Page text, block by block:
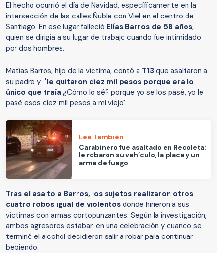
El hecho ocurrió el día de Navidad, específicamente en la
intersección de las calles Ñuble con Viel en el centro de
Santiago. En ese lugar falleció Elías Barros de 58 años,
quien se dirigía a su lugar de trabajo cuando fue intimidado
por dos hombres.
Matías Barros, hijo de la víctima, contó a T13 que asaltaron a
su padre y "le quitaron diez mil pesos porque era lo
único que traía ¿Cómo lo sé? porque yo se los pasé, yo le
pasé esos diez mil pesos a mi viejo".
Lee También
Carabinero fue asaltado en Recoleta:
le robaron su vehículo, la placa y un
arma de fuego
Tras el asalto a Barros, los sujetos realizaron otros
cuatro robos igual de violentos donde hirieron a sus
víctimas con armas cortopunzantes. Según la investigación,
ambos agresores estaban en una celebración y cuando se
terminó el alcohol decidieron salir a robar para continuar
bebiendo.